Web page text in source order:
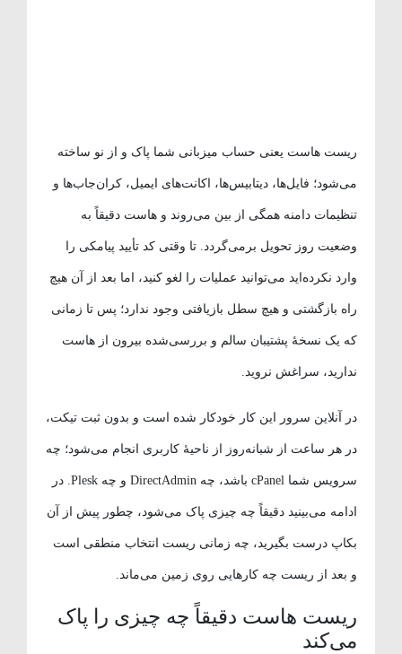
ریست هاست یعنی حساب میزبانی شما پاک و از نو ساخته
می‌شود؛ فایل‌ها، دیتابیس‌ها، اکانت‌های ایمیل، کران‌جاب‌ها و
تنظیمات دامنه همگی از بین می‌روند و هاست دقیقاً به
وضعیت روز تحویل برمی‌گردد. تا وقتی کد تأیید پیامکی را
وارد نکرده‌اید می‌توانید عملیات را لغو کنید، اما بعد از آن هیچ
راه بازگشتی و هیچ سطل بازیافتی وجود ندارد؛ پس تا زمانی
که یک نسخهٔ پشتیبان سالم و بررسی‌شده بیرون از هاست
ندارید، سراغش نروید.
در آنلاین سرور این کار خودکار شده است و بدون ثبت تیکت،
در هر ساعت از شبانه‌روز از ناحیهٔ کاربری انجام می‌شود؛ چه
سرویس شما cPanel باشد، چه DirectAdmin و چه Plesk. در
ادامه می‌بینید دقیقاً چه چیزی پاک می‌شود، چطور پیش از آن
بکاپ درست بگیرید، چه زمانی ریست انتخاب منطقی است
و بعد از ریست چه کارهایی روی زمین می‌ماند.
ریست هاست دقیقاً چه چیزی را پاک
می‌کند